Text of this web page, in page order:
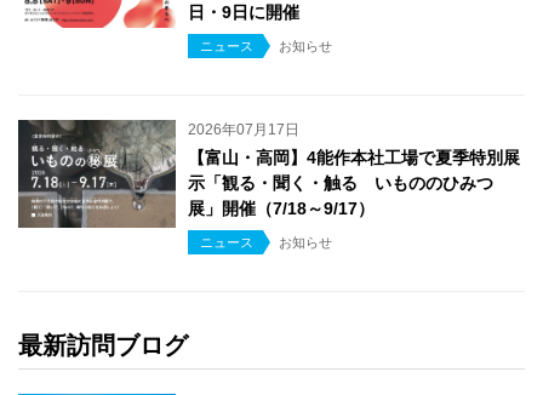
日・9日に開催
ニュース お知らせ
2026年07月17日
【富山・高岡】4能作本社工場で夏季特別展
示「観る・聞く・触る いもののひみつ
展」開催（7/18～9/17）
ニュース お知らせ
最新訪問ブログ